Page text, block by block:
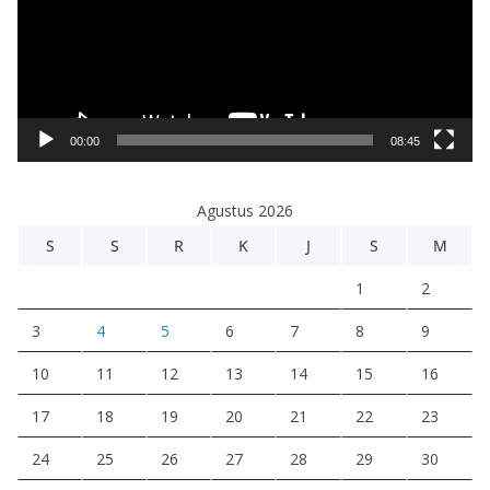
d
00:00 08:45
Agustus 2026
S
S R K J S M
1 2
3 4 5 6 7 8 9
10 11 12 13 14 15 16
17 18 19 20 21 22 23
24 25 26 27 28 29 30